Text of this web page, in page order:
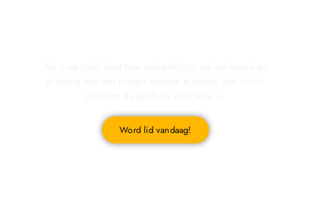
Word lid vandaag!